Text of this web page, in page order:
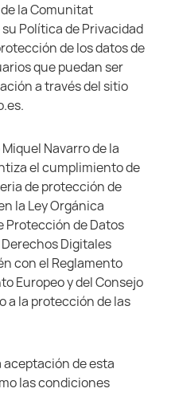
la Comunitat
Política de Privacidad
de los datos de
que puedan ser
a través del sitio
Navarro de la
el cumplimiento de
de protección de
la Ley Orgánica
Protección de Datos
Digitales
con el Reglamento
Europeo y del Consejo
a la protección de las
aceptación de esta
las condiciones